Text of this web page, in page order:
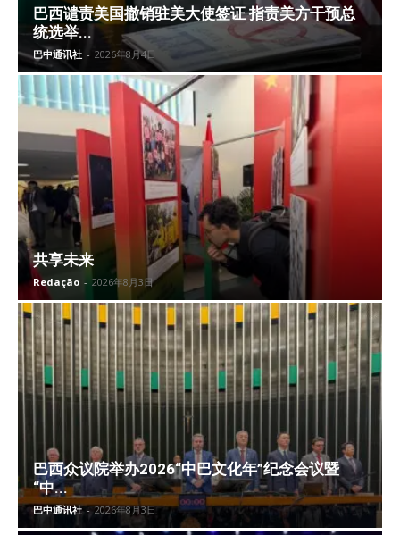
巴西谴责美国撤销驻美大使签证 指责美方干预总
统选举...
巴中通讯社 - 2026年8月4日
共享未来
Redação - 2026年8月3日
巴西众议院举办2026“中巴文化年”纪念会议暨
“中...
巴中通讯社 - 2026年8月3日